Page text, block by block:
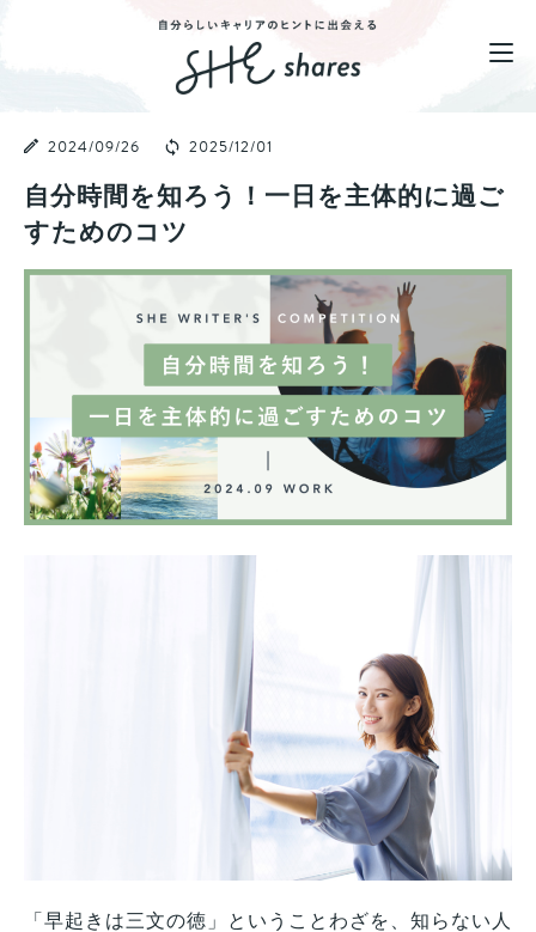
2024/09/26 2025/12/01
自分時間を知ろう！一日を主体的に過ご
すためのコツ
「早起きは三文の徳」ということわざを、知らない人